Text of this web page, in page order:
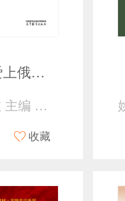
循序渐进爱上俄语阅读1
总主编 黄玫 主编 黄玫 李雪莹
收藏